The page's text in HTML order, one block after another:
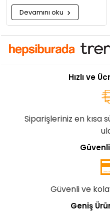
Neden bugüne kadar masaj
yapmadığınıza pişman
olacaksınız!
Devamını oku
Hızlı ve
Siparişleriniz en kısa
Güvenli ve
Geniş